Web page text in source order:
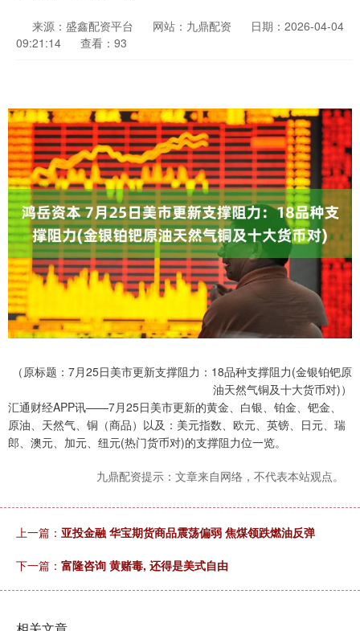
来源：盛鑫配资平台 网站：九鼎配资
日期：2026-04-04
09:21:14
查看：93
（原标题：7月25日美市更新支撑阻力：18品种支撑阻力(金银铂钯原
油天然气铜及十大货币对)）
汇通财经APP讯——7月25日美市更新的黄金、白银、铂金、钯金、
原油、天然气、铜（商品）以及：美元指数、欧元、英镑、日元、瑞
郎、澳元、加元、纽元(热门货币对)的支撑阻力位一览。
九鼎配资提示：文章来自网络，不代表本站观点。
上一篇： 亚投金融 华宝期货商品震荡偏弱 焦煤领跌燃油反弹
下一篇： 富隆咨询 黄赌毒, 还得是美式自由